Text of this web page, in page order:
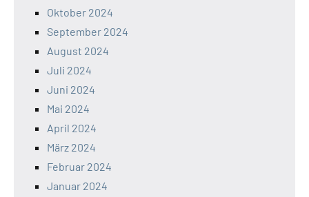
Oktober 2024
September 2024
August 2024
Juli 2024
Juni 2024
Mai 2024
April 2024
März 2024
Februar 2024
Januar 2024